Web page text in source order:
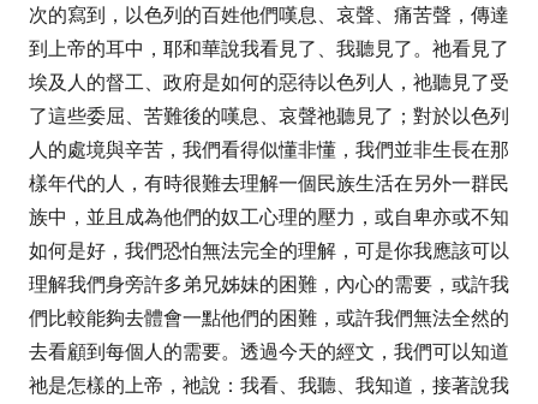
次的寫到，以色列的百姓他們嘆息、哀聲、痛苦聲，傳達
到上帝的耳中，耶和華說我看見了、我聽見了。祂看見了
埃及人的督工、政府是如何的惡待以色列人，祂聽見了受
了這些委屈、苦難後的嘆息、哀聲祂聽見了；對於以色列
人的處境與辛苦，我們看得似懂非懂，我們並非生長在那
樣年代的人，有時很難去理解一個民族生活在另外一群民
族中，並且成為他們的奴工心理的壓力，或自卑亦或不知
如何是好，我們恐怕無法完全的理解，可是你我應該可以
理解我們身旁許多弟兄姊妹的困難，內心的需要，或許我
們比較能夠去體會一點他們的困難，或許我們無法全然的
去看顧到每個人的需要。透過今天的經文，我們可以知道
祂是怎樣的上帝，祂說：我看、我聽、我知道，接著說我